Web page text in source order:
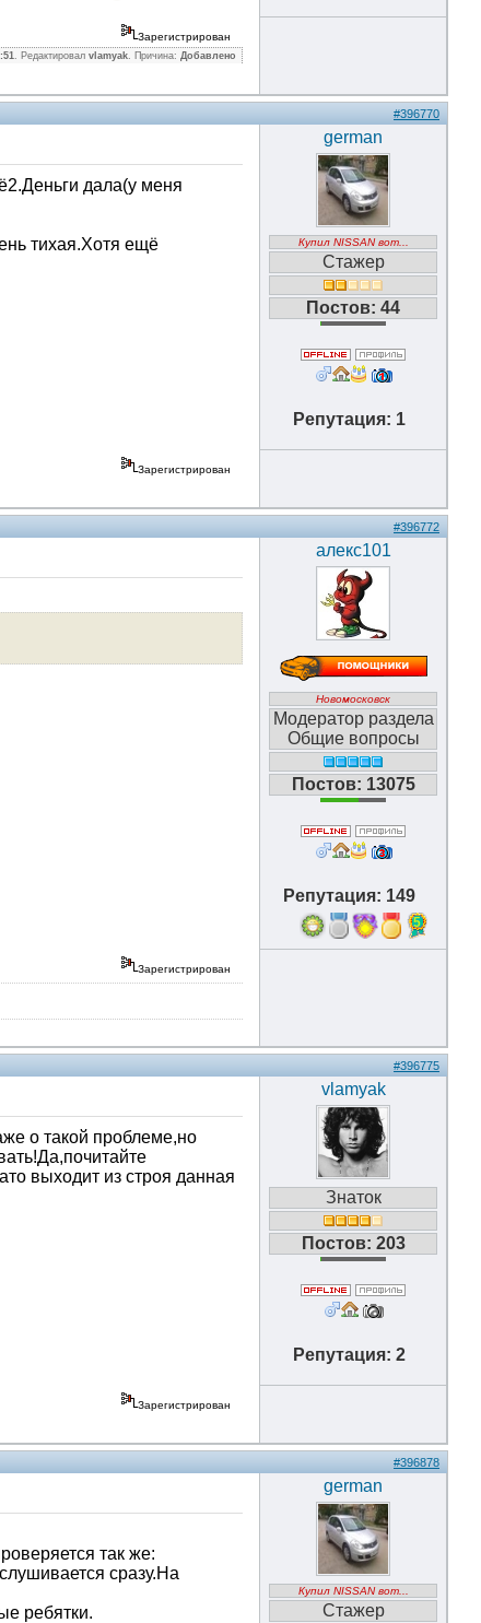
Зарегистрирован
. Редактировал vlamyak. Причина: Добавлено
#396770
дала(у меня
тихая.Хотя ещё
german
Купил NISSAN вот...
Стажер
Постов: 44
Репутация: 1
Зарегистрирован
#396772
алекс101
Новомосковск
Модератор раздела
Общие вопросы
Постов: 13075
Репутация: 149
5
Зарегистрирован
#396775
о такой проблеме,но
выходит из строя данная
vlamyak
Знаток
Постов: 203
Репутация: 2
Зарегистрирован
#396878
так же:
сразу.На
ребятки.
german
Купил NISSAN вот...
Стажер